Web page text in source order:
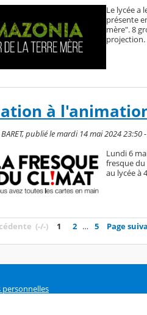
Le lycée a
présente
mère". 8
projection.
à
BARET, publié le mardi 14 mai 2024
Lundi 6
fresque
au lycée à
(-/-) 1 2 … 5 Page
personnelles